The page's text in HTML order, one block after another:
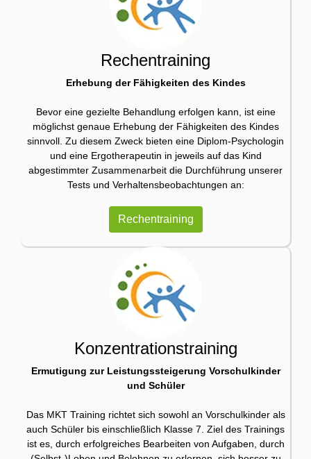
Rechentraining
Erhebung der Fähigkeiten des Kindes
Bevor eine gezielte Behandlung erfolgen kann, ist eine
möglichst genaue Erhebung der Fähigkeiten des Kindes
sinnvoll. Zu diesem Zweck bieten eine Diplom-Psychologin
und eine Ergotherapeutin in jeweils auf das Kind
abgestimmter Zusammenarbeit die Durchführung unserer
Tests und Verhaltensbeobachtungen an:
Rechentraining
Konzentrationstraining
Ermutigung zur Leistungssteigerung Vorschulkinder
und Schüler
Das MKT Training richtet sich sowohl an Vorschulkinder als
auch Schüler bis einschließlich Klasse 7. Ziel des Trainings
ist es, durch erfolgreiches Bearbeiten von Aufgaben, durch